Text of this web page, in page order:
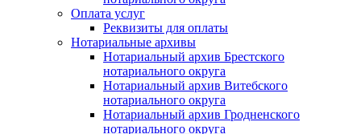
Оплата услуг
Реквизиты для оплаты
Нотариальные архивы
Нотариальный архив Брестского
нотариального округа
Нотариальный архив Витебского
нотариального округа
Нотариальный архив Гродненского
нотариального округа